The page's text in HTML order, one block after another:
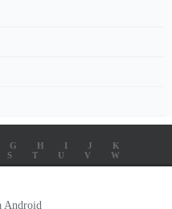
G H I J
K
S T U V
W
Android